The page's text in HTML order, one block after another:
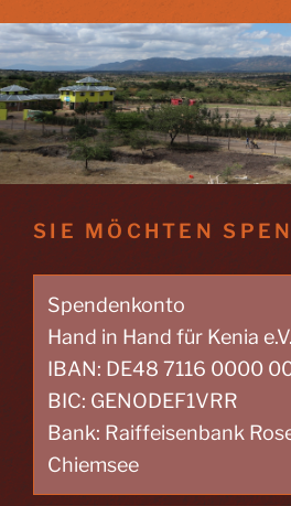
SIE MÖCHTEN
Spendenkonto
Hand in Hand für Kenia e.V.
IBAN: DE48 7116 0000
BIC: GENODEF1VRR
Bank: Raiffeisenbank
Chiemsee